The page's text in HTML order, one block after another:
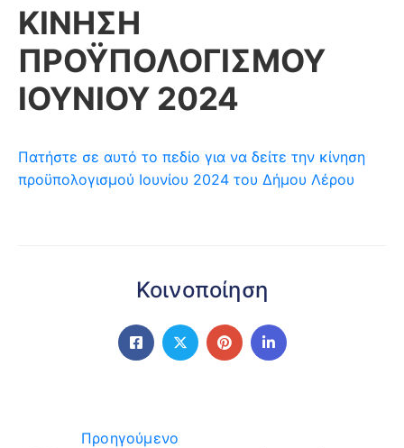
ΚΙΝΗΣΗ
ΠΡΟΫΠΟΛΟΓΙΣΜΟΥ
ΙΟΥΝΙΟΥ 2024
Πατήστε σε αυτό το πεδίο για να δείτε την κίνηση
προϋπολογισμού Ιουνίου 2024 του Δήμου Λέρου
Κοινοποίηση
Προηγούμενο